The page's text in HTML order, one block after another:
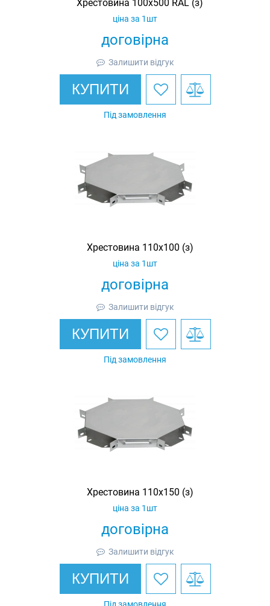
Хрестовина 100х500 RAL (з)
договірна
ціна за 1шт
Залишити відгук
КУПИТИ
Під замовлення
Хрестовина 110х100 (з)
договірна
ціна за 1шт
Залишити відгук
КУПИТИ
Під замовлення
Хрестовина 110х150 (з)
договірна
ціна за 1шт
Залишити відгук
КУПИТИ
Під замовлення